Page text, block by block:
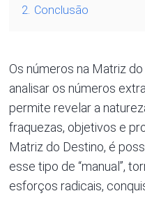
2. Conclusão
Os números na Matriz
analisar os números
permite revelar a
fraquezas, objetivos e
Matriz do Destino, é
esse tipo de “manual”,
esforços radicais,